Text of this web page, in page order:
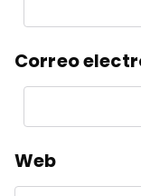
Correo
Web